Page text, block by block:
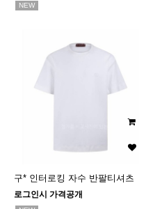
NEW
구* 인터로킹 자수 반팔티셔츠
로그인시 가격공개